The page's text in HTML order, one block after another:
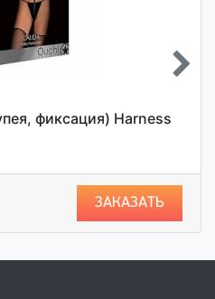
фиксация) Harness
ЗАКАЗАТЬ